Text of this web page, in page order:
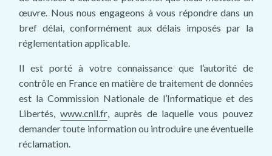
œuvre. Nous nous engageons à vous répondre dans un
bref délai, conformément aux délais imposés par la
réglementation applicable.
Il est porté à votre connaissance que l’autorité de
contrôle en France en matière de traitement de données
est la Commission Nationale de l’Informatique et des
Libertés, www.cnil.fr, auprès de laquelle vous pouvez
demander toute information ou introduire une éventuelle
réclamation.